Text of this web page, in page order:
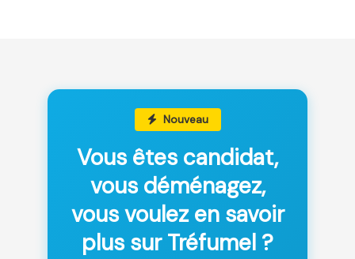
Nouveau
Vous êtes candidat,
vous déménagez,
vous voulez en savoir
plus sur Tréfumel ?